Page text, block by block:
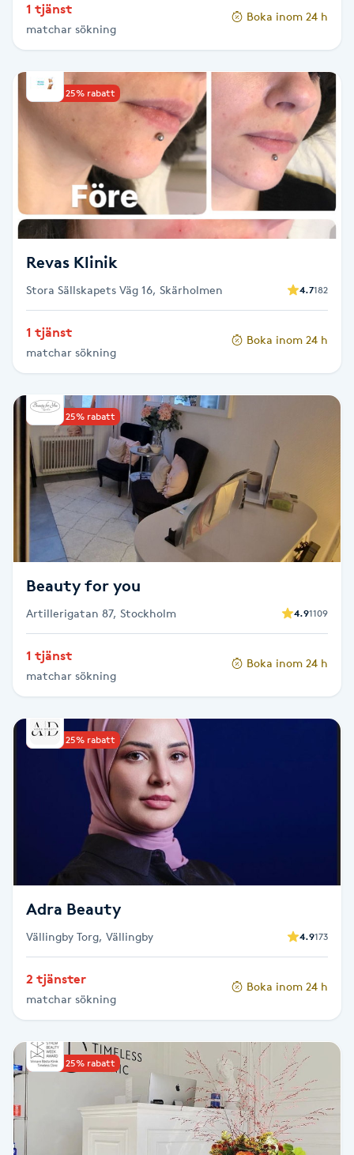
Kemisk peeling
Keratinbehandling
Kinesiologi
Kinesisk medicin
Klippning
Klippning & Slingor
Koppningsmassage
Kosmetisk tatuering
Kostrådgivning
Kroppsinpackning
Kärlbehandling
L
Laserbehandling
Lashlift Keratin
LED-ljusterapi
Liktornar
LPG
LPG-behandling
LPG-massage
Luggklippning
Lymfmassage
Läpptatuering
1 tjänst
matchar sökning
Boka inom 24 h
Upp till 25% rabatt
Revas Klinik
Stora Sällskapets Väg 16, Skärholmen 4.7182
1 tjänst
matchar sökning
Boka inom 24 h
Upp till 25% rabatt
Beauty for you
Artillerigatan 87, Stockholm 4.91109
1 tjänst
matchar sökning
Boka inom 24 h
Upp till 25% rabatt
Adra Beauty
Vällingby Torg, Vällingby 4.9173
2 tjänster
matchar sökning
Boka inom 24 h
Upp till 25% rabatt